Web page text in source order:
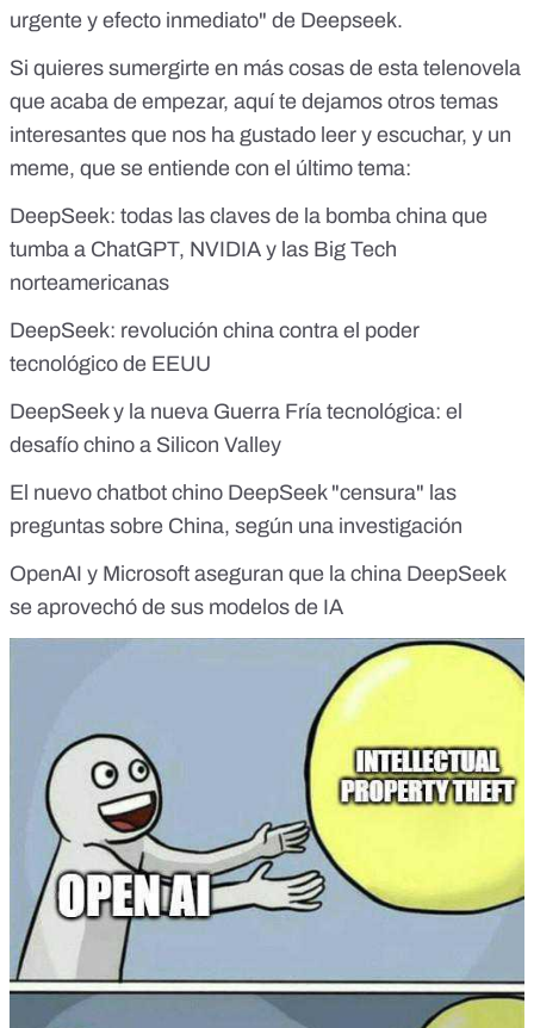
urgente y efecto inmediato" de Deepseek.
Si quieres sumergirte en más cosas de esta telenovela
que acaba de empezar, aquí te dejamos otros temas
interesantes que nos ha gustado leer y escuchar, y un
meme, que se entiende con el último tema:
DeepSeek: todas las claves de la bomba china que
tumba a ChatGPT, NVIDIA y las Big Tech
norteamericanas
DeepSeek: revolución china contra el poder
tecnológico de EEUU
DeepSeek y la nueva Guerra Fría tecnológica: el
desafío chino a Silicon Valley
El nuevo chatbot chino DeepSeek "censura" las
preguntas sobre China, según una investigación
OpenAI y Microsoft aseguran que la china DeepSeek
se aprovechó de sus modelos de IA